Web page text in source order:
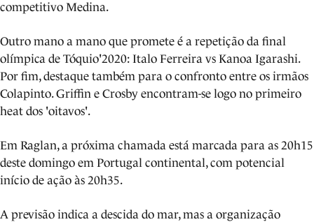
competitivo Medina.
Outro mano a mano que promete é a repetição da final
olímpica de Tóquio'2020: Italo Ferreira vs Kanoa Igarashi.
Por fim, destaque também para o confronto entre os irmãos
Colapinto. Griffin e Crosby encontram-se logo no primeiro
heat dos 'oitavos'.
Em Raglan, a próxima chamada está marcada para as 20h15
deste domingo em Portugal continental, com potencial
início de ação às 20h35.
A previsão indica a descida do mar, mas a organização